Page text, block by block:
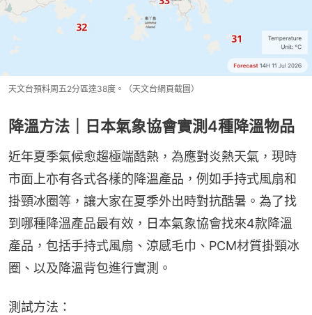
天文台預料周五2分區達38度。（天文台網頁截圖）
降溫方法｜日本氣象協會實測4種降溫物品
近年夏季氣候愈趨極端酷熱，為應對炎熱天氣，現時
市面上亦有各式各樣的降溫產品，例如手持式風扇和
掛頸冰圈等，讓大家在夏季外出時對抗酷暑。為了找
到哪種降溫產品最有效，日本氣象協會找來4款降溫
產品，包括手持式風扇、涼感毛巾、PCM材質掛頸冰
圈、以及降溫背包進行實測。
測試方法：